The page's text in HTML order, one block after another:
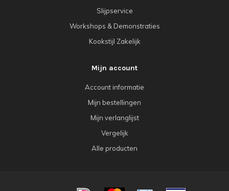
Slijpservice
Workshops & Demonstraties
Kookstijl Zakelijk
Mijn account
Account informatie
Mijn bestellingen
Mijn verlanglijst
Vergelijk
Alle producten